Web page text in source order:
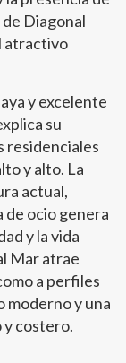
de Diagonal
atractivo
y excelente
su
residenciales
y alto. La
actual,
de ocio genera
y la vida
Mar atrae
a perfiles
moderno y una
costero.